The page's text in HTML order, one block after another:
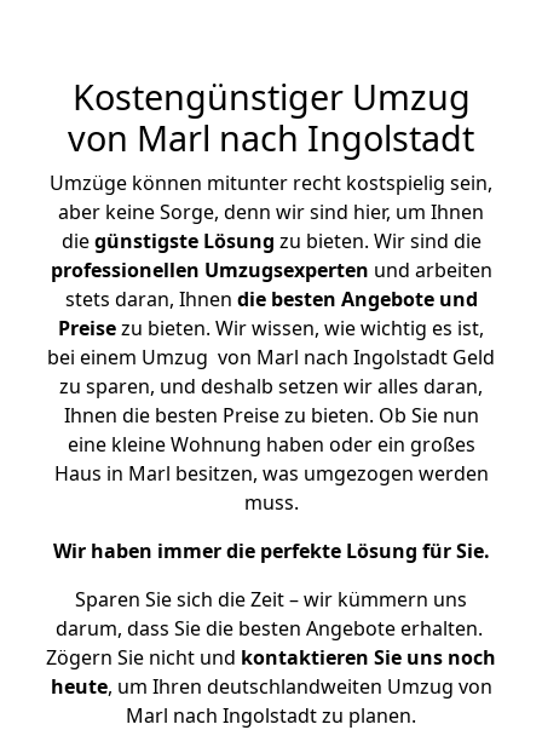
Kostengünstiger Umzug
von Marl nach Ingolstadt
Umzüge können mitunter recht kostspielig sein,
aber keine Sorge, denn wir sind hier, um Ihnen
diegünstigste Lösung zu bieten. Wir sind die
professionellen Umzugsexperten und arbeiten
stets daran, Ihnen die besten Angebote und
Preisezu bieten. Wir wissen, wie wichtig es ist,
bei einem Umzug von Marl nach Ingolstadt Geld
zu sparen, und deshalb setzen wir alles daran,
Ihnen die besten Preise zu bieten. Ob Sie nun
eine kleine Wohnung haben oder ein großes
Haus in Marl besitzen, was umgezogen werden
muss.
Wir haben immer die perfekte Lösung für Sie.
Sparen Sie sich die Zeit – wir kümmern uns
darum, dass Sie die besten Angebote erhalten.
Zögern Sie nicht und kontaktieren Sie uns noch
heute, um Ihren deutschlandweiten Umzug von
Marl nach Ingolstadt zu planen.